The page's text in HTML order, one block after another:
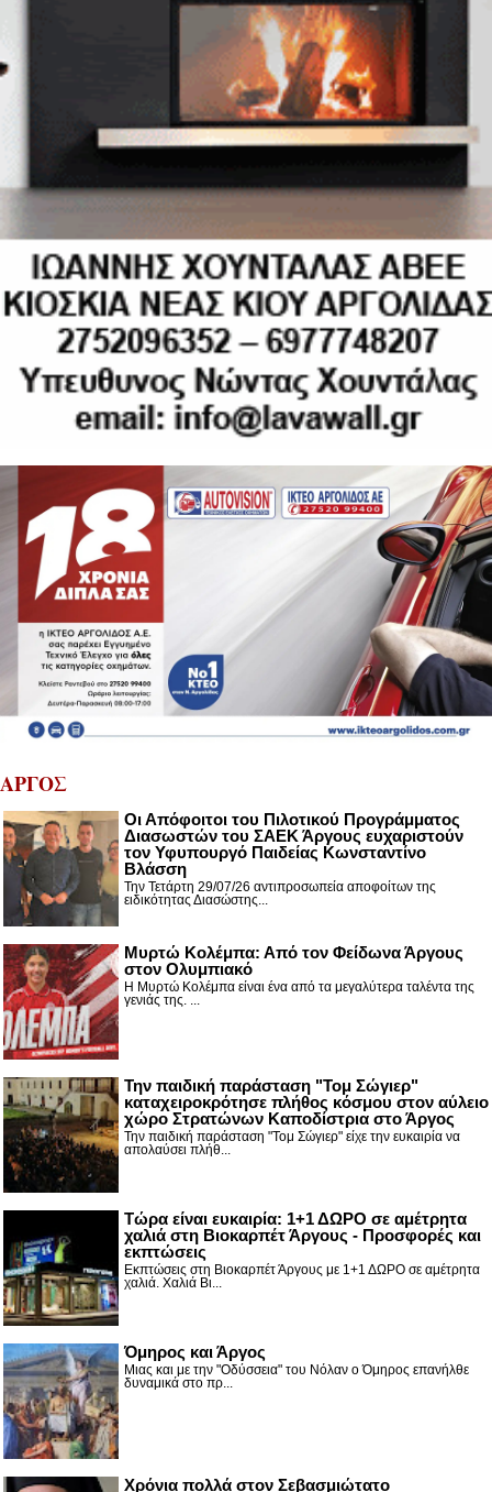
ΑΡΓΟΣ
Οι Απόφοιτοι του Πιλοτικού Προγράμματος
Διασωστών του ΣΑΕΚ Άργους ευχαριστούν
τον Υφυπουργό Παιδείας Κωνσταντίνο
Βλάσση
Την Τετάρτη 29/07/26 αντιπροσωπεία αποφοίτων της
ειδικότητας Διασώστης...
Μυρτώ Κολέμπα: Από τον Φείδωνα Άργους
στον Ολυμπιακό
Η Μυρτώ Κολέμπα είναι ένα από τα μεγαλύτερα ταλέντα της
γενιάς της. ...
Την παιδική παράσταση "Τομ Σώγιερ"
καταχειροκρότησε πλήθος κόσμου στον αύλειο
χώρο Στρατώνων Καποδίστρια στο Άργος
Την παιδική παράσταση "Τομ Σώγιερ" είχε την ευκαιρία να
απολαύσει πλήθ...
Τώρα είναι ευκαιρία: 1+1 ΔΩΡΟ σε αμέτρητα
χαλιά στη Βιοκαρπέτ Άργους - Προσφορές και
εκπτώσεις
Εκπτώσεις στη Βιοκαρπέτ Άργους με 1+1 ΔΩΡΟ σε αμέτρητα
χαλιά. Χαλιά Βι...
Όμηρος και Άργος
Μιας και με την "Οδύσσεια" του Νόλαν ο Όμηρος επανήλθε
δυναμικά στο πρ...
Χρόνια πολλά στον Σεβασμιώτατο